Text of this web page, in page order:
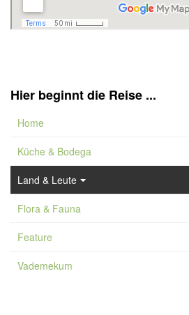
Hier beginnt die Reise ...
Home
Küche & Bodega
Land & Leute
Flora & Fauna
Feature
Vademekum